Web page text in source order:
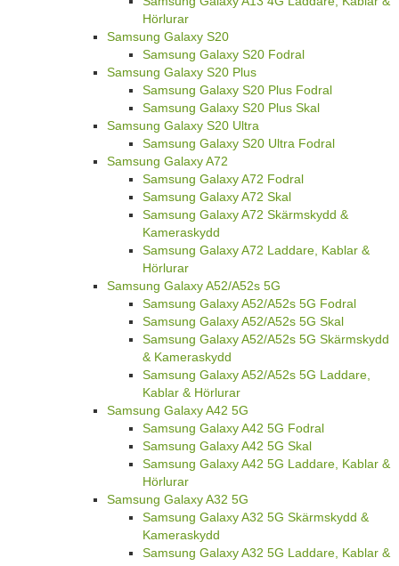
Hörlurar
Samsung Galaxy S20
Samsung Galaxy S20 Fodral
Samsung Galaxy S20 Plus
Samsung Galaxy S20 Plus Fodral
Samsung Galaxy S20 Plus Skal
Samsung Galaxy S20 Ultra
Samsung Galaxy S20 Ultra Fodral
Samsung Galaxy A72
Samsung Galaxy A72 Fodral
Samsung Galaxy A72 Skal
Samsung Galaxy A72 Skärmskydd &
Kameraskydd
Samsung Galaxy A72 Laddare, Kablar &
Hörlurar
Samsung Galaxy A52/A52s 5G
Samsung Galaxy A52/A52s 5G Fodral
Samsung Galaxy A52/A52s 5G Skal
Samsung Galaxy A52/A52s 5G Skärmskydd
& Kameraskydd
Samsung Galaxy A52/A52s 5G Laddare,
Kablar & Hörlurar
Samsung Galaxy A42 5G
Samsung Galaxy A42 5G Fodral
Samsung Galaxy A42 5G Skal
Samsung Galaxy A42 5G Laddare, Kablar &
Hörlurar
Samsung Galaxy A32 5G
Samsung Galaxy A32 5G Skärmskydd &
Kameraskydd
Samsung Galaxy A32 5G Laddare, Kablar &